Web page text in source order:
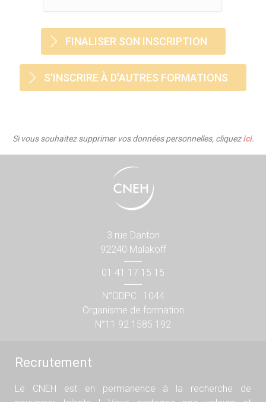
S'INSCRIRE À D'AUTRES FORMATIONS
Si vous souhaitez supprimer vos données personnelles, cliquezici.
3 rue Danton
92240 Malakoff
01 41 17 15 15
N°ODPC : 1044
Organisme de formation
N°11 92 1585 192
Recrutement
Le CNEH est en permanence à la recherche de